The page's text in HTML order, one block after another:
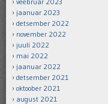
jaanuar 2023
detsember 2022
november 2022
juuli 2022
mai 2022
jaanuar 2022
detsember 2021
oktoober 2021
august 2021